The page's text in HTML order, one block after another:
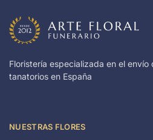
Floristería especializada en el
tanatorios en España
NUESTRAS FLORES